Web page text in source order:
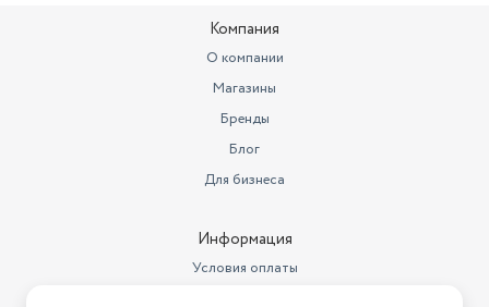
60
14
Пластик
Компания
О компании
Магазины
Бренды
Блог
Для бизнеса
Информация
Условия оплаты